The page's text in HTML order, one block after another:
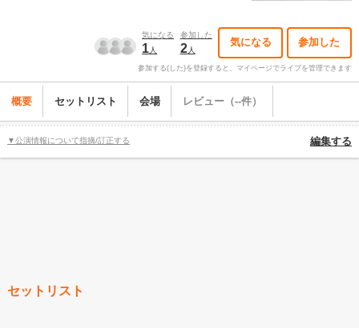
気になる
1人
参加した
2人
気になる 参加した
参加する(した)を登録すると、マイページでライブを管理できます
概要 セットリスト 会場 レビュー（--件）
▼公演情報について指摘/訂正する 編集する
セットリスト